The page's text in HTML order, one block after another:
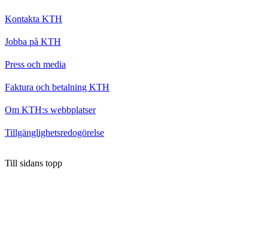
Kontakta KTH
Jobba på KTH
Press och media
Faktura och betalning KTH
Om KTH:s webbplatser
Tillgänglighetsredogörelse
Till sidans topp